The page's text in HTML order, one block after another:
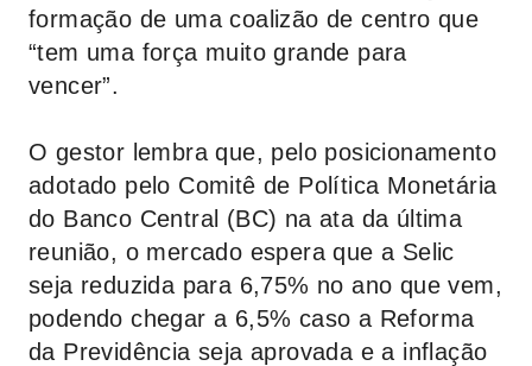
formação de uma coalizão de centro que
“tem uma força muito grande para
vencer”.
O gestor lembra que, pelo posicionamento
adotado pelo Comitê de Política Monetária
do Banco Central (BC) na ata da última
reunião, o mercado espera que a Selic
seja reduzida para 6,75% no ano que vem,
podendo chegar a 6,5% caso a Reforma
da Previdência seja aprovada e a inflação